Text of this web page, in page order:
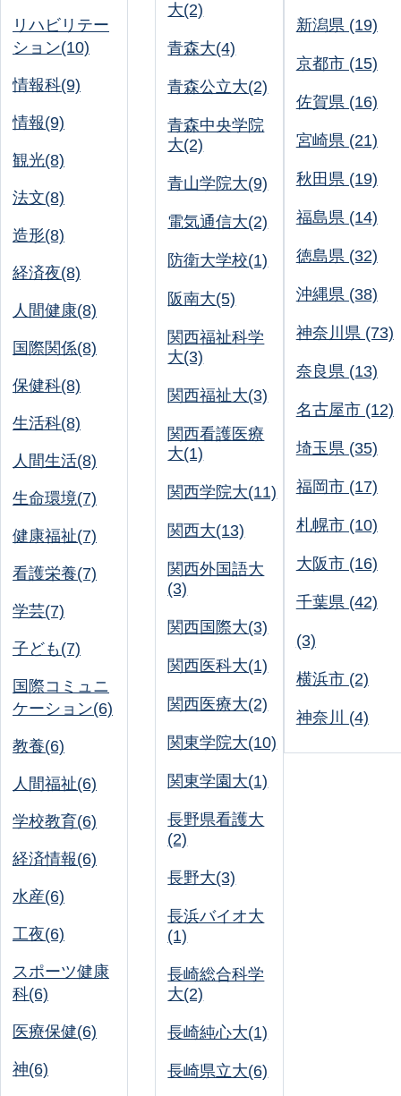
リハビリテー
ション(10)
情報科(9)
情報(9)
観光(8)
法文(8)
造形(8)
経済夜(8)
人間健康(8)
国際関係(8)
保健科(8)
生活科(8)
人間生活(8)
生命環境(7)
健康福祉(7)
看護栄養(7)
学芸(7)
子ども(7)
国際コミュニ
ケーション(6)
教養(6)
人間福祉(6)
学校教育(6)
経済情報(6)
水産(6)
工夜(6)
スポーツ健康
科(6)
医療保健(6)
神(6)
大(2)
青森大(4)
青森公立大(2)
青森中央学院
大(2)
青山学院大(9)
電気通信大(2)
防衛大学校(1)
阪南大(5)
関西福祉科学
大(3)
関西福祉大(3)
関西看護医療
大(1)
関西学院大(11)
関西大(13)
関西外国語大
(3)
関西国際大(3)
関西医科大(1)
関西医療大(2)
関東学院大(10)
関東学園大(1)
長野県看護大
(2)
長野大(3)
長浜バイオ大
(1)
長崎総合科学
大(2)
長崎純心大(1)
長崎県立大(6)
新潟県 (19)
京都市 (15)
佐賀県 (16)
宮崎県 (21)
秋田県 (19)
福島県 (14)
徳島県 (32)
沖縄県 (38)
神奈川県 (73)
奈良県 (13)
名古屋市 (12)
埼玉県 (35)
福岡市 (17)
札幌市 (10)
大阪市 (16)
千葉県 (42)
(3)
横浜市 (2)
神奈川 (4)